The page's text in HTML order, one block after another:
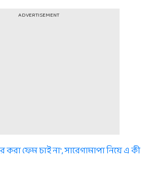
ADVERTISEMENT
করা ফেম চাই না', সারেগামাপা নিয়ে এ কী